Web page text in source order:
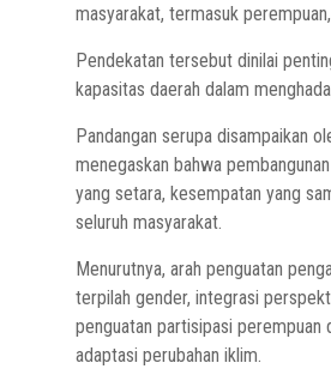
masyarakat, termasuk
Pendekatan tersebut dinilai
kapasitas daerah dalam
Pandangan serupa disampaikan
menegaskan bahwa
yang setara, kesempatan yang
seluruh masyarakat.
Menurutnya, arah penguatan
terpilah gender, integrasi
penguatan partisipasi
adaptasi perubahan iklim.